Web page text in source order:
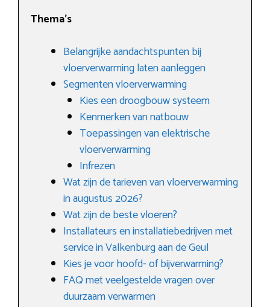
Thema’s
Belangrijke aandachtspunten bij
vloerverwarming laten aanleggen
Segmenten vloerverwarming
Kies een droogbouw systeem
Kenmerken van natbouw
Toepassingen van elektrische
vloerverwarming
Infrezen
Wat zijn de tarieven van vloerverwarming
in augustus 2026?
Wat zijn de beste vloeren?
Installateurs en installatiebedrijven met
service in Valkenburg aan de Geul
Kies je voor hoofd- of bijverwarming?
FAQ met veelgestelde vragen over
duurzaam verwarmen